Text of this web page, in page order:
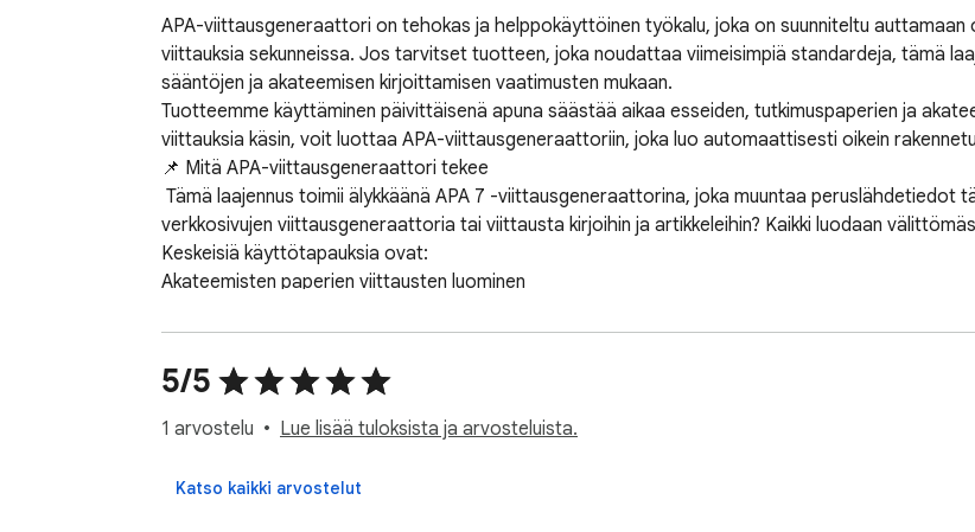
APA-viittausgeneraattori on tehokas ja helppokäyttöinen työkalu, joka on suunniteltu
viittauksia sekunneissa. Jos tarvitset tuotteen, joka noudattaa viimeisimpiä standardeja, tämä
sääntöjen ja akateemisen kirjoittamisen vaatimusten mukaan.
Tuotteemme käyttäminen päivittäisenä apuna säästää aikaa esseiden, tutkimuspaperien ja
viittauksia käsin, voit luottaa APA-viittausgeneraattoriin, joka luo automaattisesti oikein
📌 Mitä APA-viittausgeneraattori tekee
verkkosivujen viittausgeneraattoria tai viittausta kirjoihin ja artikkeleihin? Kaikki luodaan
Keskeisiä käyttötapauksia ovat:
Akateemisten paperien viittausten luominen
Siistin bibliografian rakentaminen ilman käsin muokkaamista
1️⃣ Miksi valita tämä APA-viittausgeneraattori
Luodaan viittauksia käyttäen APA-muotoisen viittausgeneraattorin logiikkaa
Tukee APA 7. painoksen viittausgeneraattorin sääntöjä
5/5
1 arvostelu Lue lisää tuloksista ja arvosteluista.
Katso kaikki arvostelut